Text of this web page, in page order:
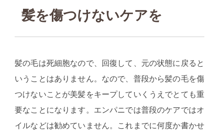
髪を傷つけないケアを
髪の毛は死細胞なので、回復して、元の状態に戻ると
いうことはありません。なので、普段から髪の毛を傷
つけないことが美髪をキープしていくうえでとても重
要なことになります。エンパニでは普段のケアではオ
イルなどは勧めていません。これまでに何度か書かせ